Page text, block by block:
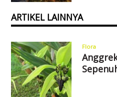
ARTIKEL LAINNYA
Flora